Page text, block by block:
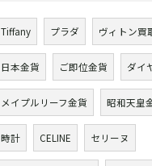
Tiffany プラダ ヴィトン買
日本金貨 ご即位金貨 ダイ
メイプルリーフ金貨 昭和天皇
時計 CELINE セリーヌ